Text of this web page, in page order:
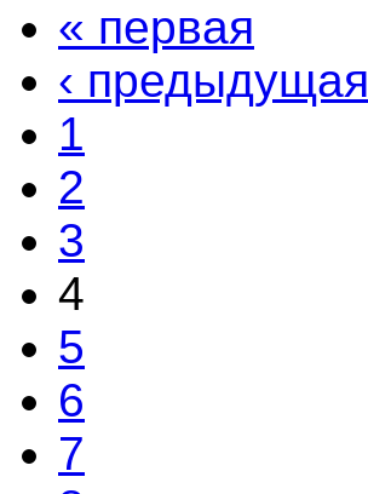
« первая
‹ предыдущая
1
2
3
4
5
6
7